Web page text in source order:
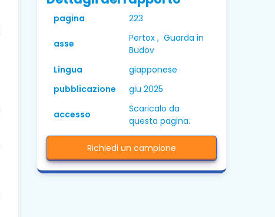
pagina 223
asse
Pertox , Guarda in
Budov
Lingua
giapponese
pubblicazione
giu 2025
accesso
Scaricalo da
questa pagina.
Richiedi un campione